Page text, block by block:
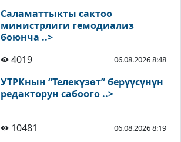
Саламаттыкты сактоо
министрлиги гемодиализ
боюнча ..>
4019
06.08.2026 8:48
УТРКнын “Телекүзөт” берүүсүнүн
редакторун сабоого ..>
10481 06.08.2026 8:19